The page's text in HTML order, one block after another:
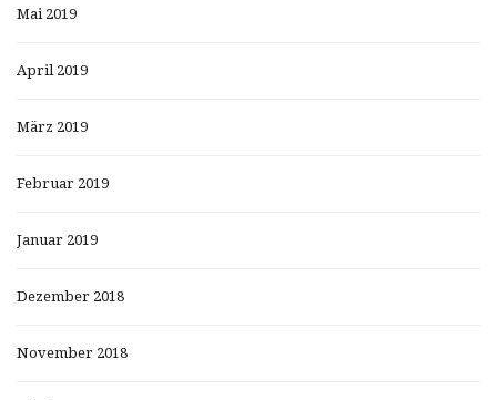
Mai 2019
April 2019
März 2019
Februar 2019
Januar 2019
Dezember 2018
November 2018